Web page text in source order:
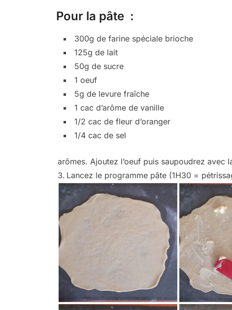
Pour la pâte :
300g de farine spéciale brioche
125g de lait
50g de sucre
1 oeuf
5g de levure fraîche
1 cac d’arôme de vanille
1/2 cac de fleur d’oranger
1/4 cac de sel
arômes. Ajoutez l’oeuf puis saupoudrez avec
Lancez le programme pâte (1H30 =